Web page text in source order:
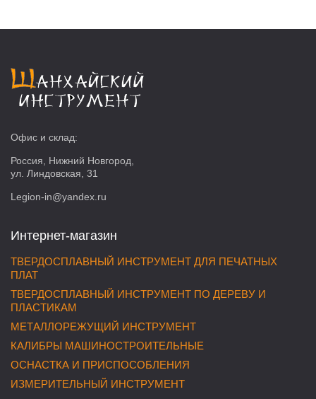
Офис и склад:
Россия, Нижний Новгород,
ул. Линдовская, 31
Legion-in@yandex.ru
Интернет-магазин
ТВЕРДОСПЛАВНЫЙ ИНСТРУМЕНТ ДЛЯ ПЕЧАТНЫХ
ПЛАТ
ТВЕРДОСПЛАВНЫЙ ИНСТРУМЕНТ ПО ДЕРЕВУ И
ПЛАСТИКАМ
МЕТАЛЛОРЕЖУЩИЙ ИНСТРУМЕНТ
КАЛИБРЫ МАШИНОСТРОИТЕЛЬНЫЕ
ОСНАСТКА И ПРИСПОСОБЛЕНИЯ
ИЗМЕРИТЕЛЬНЫЙ ИНСТРУМЕНТ